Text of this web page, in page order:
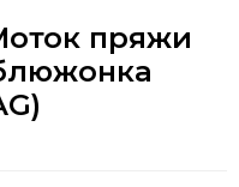
пряжи